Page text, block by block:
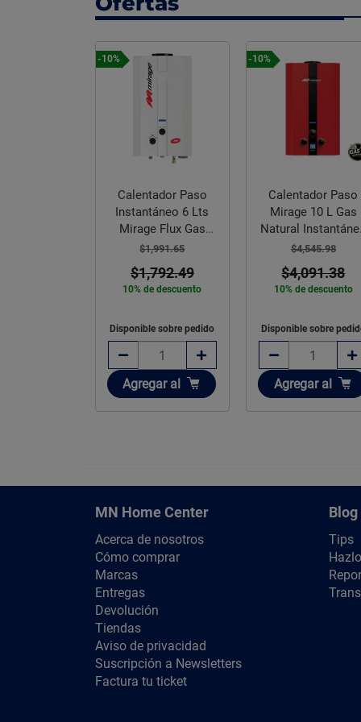
-10%
Calentador Paso
Instantáneo 6 Lts
Mirage Flux Gas
Natural
$1,991.65
$1,792.49
10% de descuento
Disponible sobre pedido
Añadir
Agregar al
-10%
Calentador Paso
Mirage 10 L Gas
Natural
1.5 Servicio
$4,545.98
$4,091.38
10% de descuento
Disponible sobre
Añadir
Agregar al
MN Home Center
Acerca de nosotros
Cómo comprar
Marcas
Entregas
Devolución
Tiendas
Aviso de privacidad
Suscripción a Newsletters
Factura tu ticket
Blog
Tips